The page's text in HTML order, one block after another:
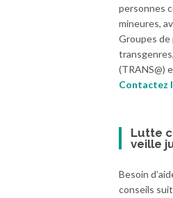
personnes
mineures,
Groupes de
(TRANS@)
Contactez
Lutte
veille
Besoin
conseils